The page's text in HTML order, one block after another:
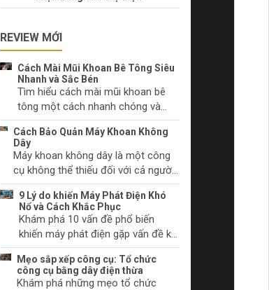
REVIEW MỚI
Cách Mài Mũi Khoan Bê Tông Siêu
Nhanh và Sắc Bén
Tìm hiểu cách mài mũi khoan bê
tông một cách nhanh chóng và
hiệu quả. Lựa chọn dụng cụ mài
phù hợp và kỹ thuật mài mũi khoan
đúng cách.
Cách Bảo Quản Máy Khoan Không
Dây
Máy khoan không dây là một công
cụ không thể thiếu đối với cả người
làm tự chọn và các chuyên gia. Hãy
tìm hiểu cách chăm sóc máy khoan
không dây của bạn để duy trì hiệu
suất và ngăn chặn sự cố trước khi
chúng bắt đầu.
9 Lý do khiến Máy Phát Điện Khó
Nổ và Cách Khắc Phục
Khám phá 10 vấn đề phổ biến
khiến máy phát điện gặp vấn đề khi
khởi động và cách khắc phục
chúng. Tìm hiểu thêm ngay!
Mẹo sắp xếp công cụ: Tổ chức
công cụ bằng dây điện thừa
Khám phá những mẹo tổ chức